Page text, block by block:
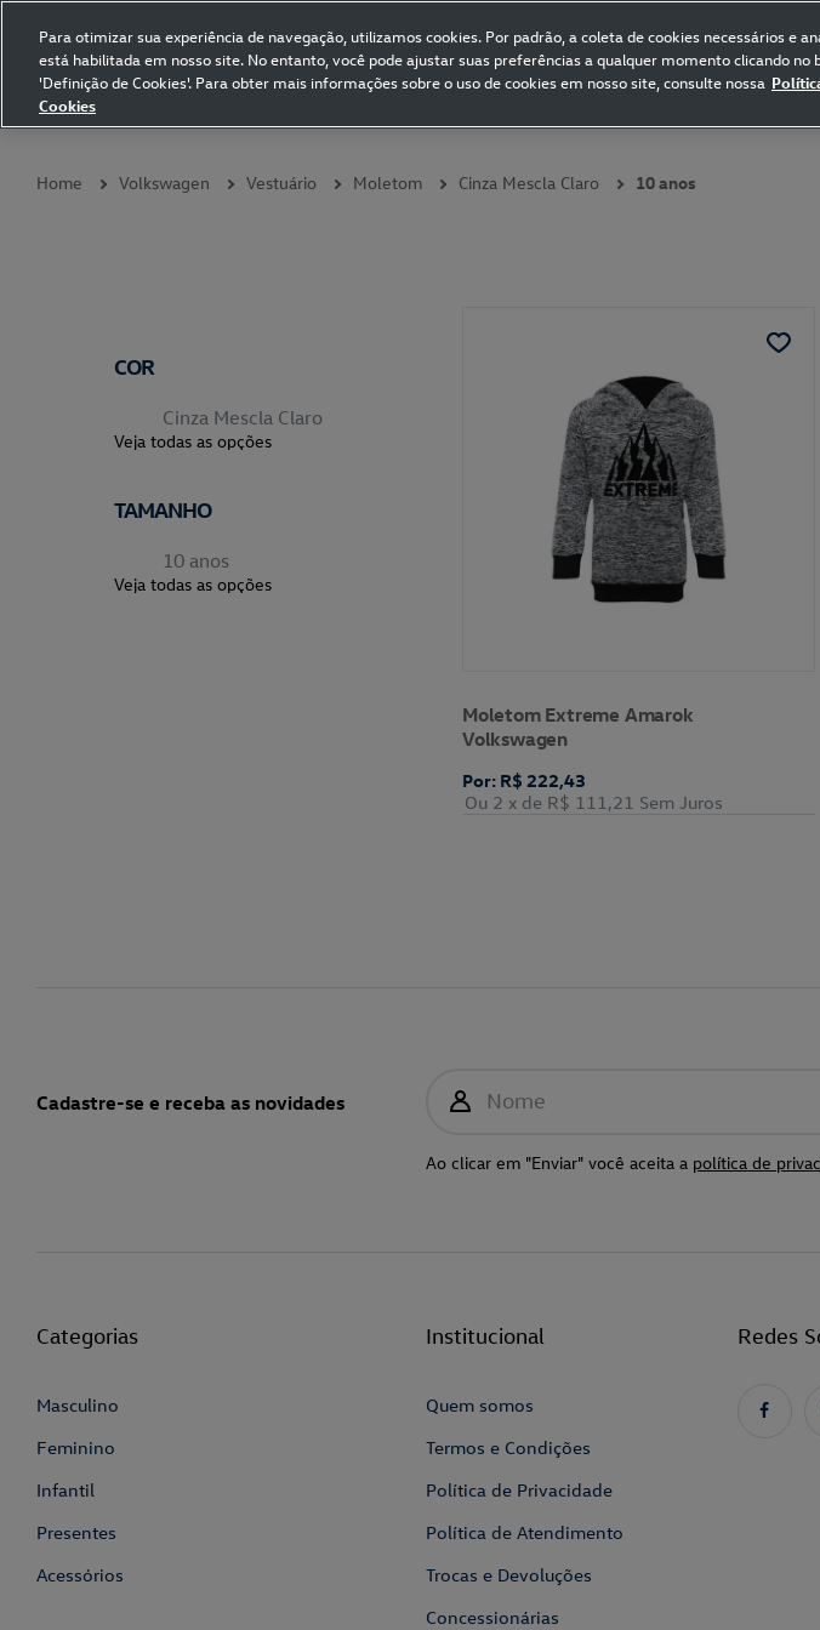
Volkswagen Collection
Coleções
Home Volkswagen Vestuário Moletom Cinza Mescla Claro 10 anos
COR
Cinza Mescla Claro
Veja todas as opções
TAMANHO
10 anos
Veja todas as opções
Moletom Extreme Amarok
Volkswagen
Por: R$ 222,43
Ou 2 x de R$ 111,21 Sem Juros
Cadastre-se e receba as novidades Nome
Ao clicar em "Enviar" você aceita a política de
Categorias
Masculino
Feminino
Infantil
Presentes
Acessórios
Institucional
Quem somos
Termos e Condições
Política de Privacidade
Política de Atendimento
Trocas e Devoluções
Concessionárias
Redes
Para otimizar sua experiência de navegação, utilizamos cookies. Por padrão, a coleta de cookies necessários e
está habilitada em nosso site. No entanto, você pode ajustar suas preferências a qualquer momento clicando no
'Definição de Cookies'. Para obter mais informações sobre o uso de cookies em nosso site, consulte nossa
Cookies